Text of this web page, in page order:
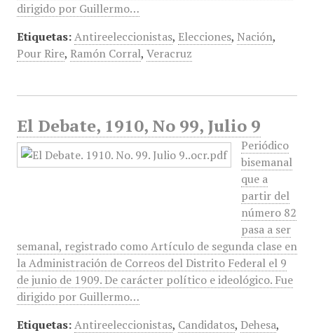
dirigido por Guillermo…
Etiquetas: Antireeleccionistas, Elecciones, Nación,
Pour Rire, Ramón Corral, Veracruz
El Debate, 1910, No 99, Julio 9
Periódico
bisemanal
que a
partir del
número 82
pasa a ser
semanal, registrado como Artículo de segunda clase en
la Administración de Correos del Distrito Federal el 9
de junio de 1909. De carácter político e ideológico. Fue
dirigido por Guillermo…
Etiquetas: Antireeleccionistas, Candidatos, Dehesa,